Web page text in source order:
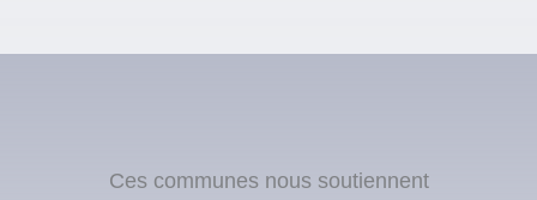
Ces communes nous soutiennent